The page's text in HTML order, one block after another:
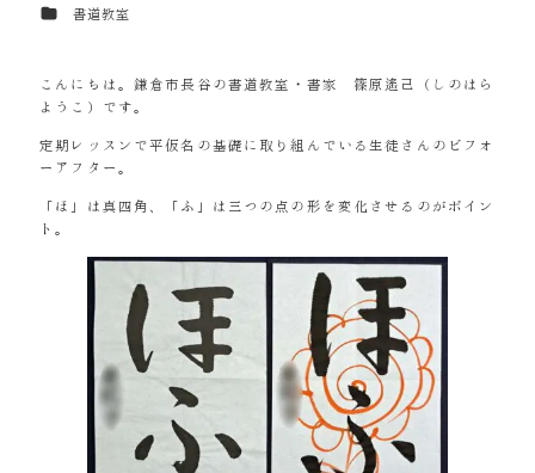
カテゴリー
書道教室
こんにちは。鎌倉市長谷の書道教室・書家 篠原遙己（しのはら
ようこ）です。
定期レッスンで平仮名の基礎に取り組んでいる生徒さんのビフォ
ーアフター。
「ほ」は真四角、「ふ」は三つの点の形を変化させるのがポイン
ト。